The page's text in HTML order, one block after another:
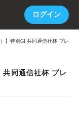
ログイン
】特別GI 共同通信社杯 プレミ
共同通信社杯 プレ